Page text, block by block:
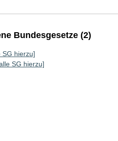
Bundesgesetze (2)
SG hierzu]
SG hierzu]